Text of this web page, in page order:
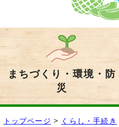
まちづくり・環境・防
災
トップページ > くらし・手続き